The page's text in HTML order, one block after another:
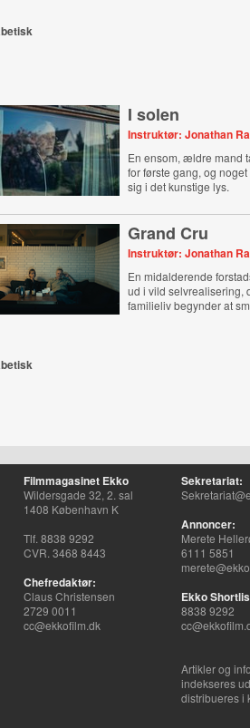
I solen
Instruktør: Jonathan
En ensom, ældre mand
for første gang, og
sig i det kunstige lys.
Grand Cru
Instruktør: Jonathan
En midalderende
ud i vild selvrealisering,
familieliv begynder at
Filmmagasinet Ekko
Wildersgade 32, 2. sal
1408 København K
Tlf. 8838 9292
CVR. 3468 8443
Chefredaktør:
Claus Christensen
2729 0011
cc@ekkofilm.dk
Sekretariat:
Annoncer:
Merete
6111 5851
Ekko
8838 9292
Artikler og
indekseres
distribueres i